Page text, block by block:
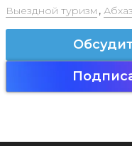
Выездной туризм ,